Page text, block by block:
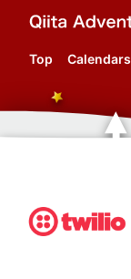
Top Calendars